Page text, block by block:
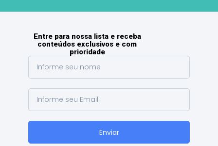
Enviar
Entre para nossa lista e receba
conteúdos exclusivos e com
prioridade